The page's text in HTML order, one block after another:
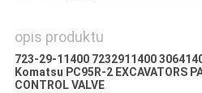
opis produktu
723-29-11400 7232911400
Komatsu PC95R-2 EXCAVATORS
CONTROL VALVE